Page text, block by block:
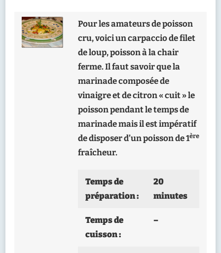
Pour les amateurs de poisson
cru, voici un carpaccio de filet
de loup, poisson à la chair
ferme. Il faut savoir que la
marinade composée de
vinaigre et de citron « cuit » le
poisson pendant le temps de
marinade mais il est impératif
de disposer d’un poisson de 1ère
fraîcheur.
Temps de
préparation :
20
minutes
Temps de
cuisson :
–